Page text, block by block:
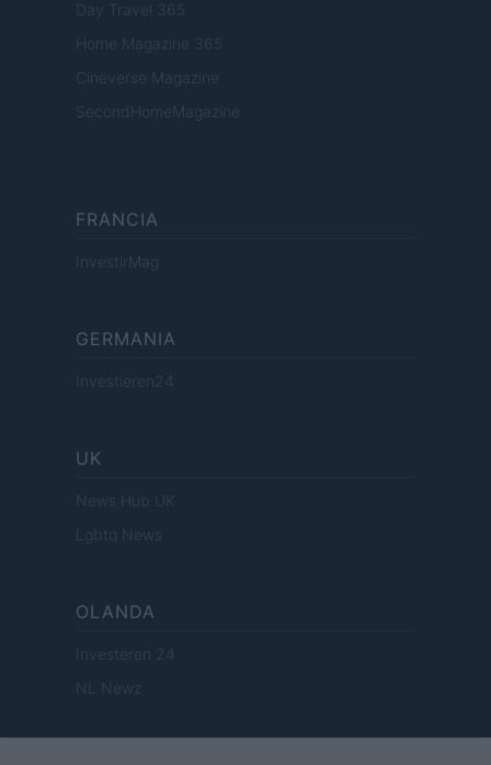
Day Travel 365
Home Magazine 365
Cineverse Magazine
SecondHomeMagazine
FRANCIA
InvestirMag
GERMANIA
Investieren24
UK
News Hub UK
Lgbtq News
OLANDA
Investeren 24
NL Newz